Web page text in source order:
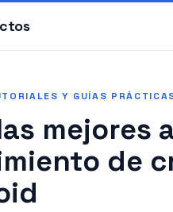
Y GUÍAS
mejores
de